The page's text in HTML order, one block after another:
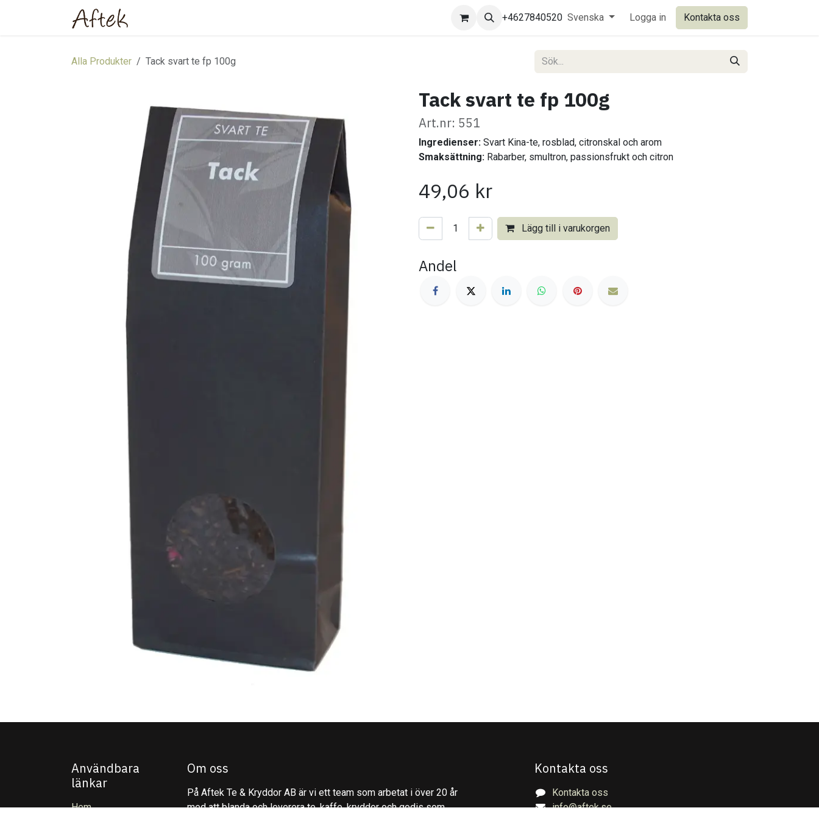
+4627840520 Svenska Logga in Kontakta oss
Alla Produkter Tack svart te fp 100g
Tack svart te fp 100g
Art.nr: 551
Ingredienser: Svart Kina-te, rosblad, citronskal och arom
Smaksättning: Rabarber, smultron, passionsfrukt och citron
49,06 kr
Lägg till i varukorgen
Andel
Användbara
länkar
Hem
Om oss
På Aftek Te & Kryddor AB är vi ett team som arbetat i över 20 år
med att blanda och leverera te, kaffe, kryddor och godis som
Kontakta oss
Kontakta oss
info@aftek.se